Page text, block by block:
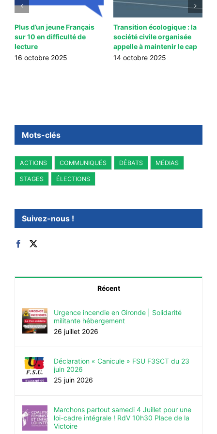
Plus d’un jeune Français
sur 10 en difficulté de
lecture
16 octobre 2025
Transition écologique : la
société civile organisée
appelle à maintenir le cap
14 octobre 2025
Mots-clés
ACTIONS COMMUNIQUÉS DÉBATS MÉDIAS
STAGES ÉLECTIONS
Suivez-nous !
Récent
Urgence incendie en Gironde | Solidarité
militante hébergement
26 juillet 2026
Déclaration « Canicule » FSU F3SCT du 23
juin 2026
25 juin 2026
Marchons partout samedi 4 Juillet pour une
loi-cadre intégrale ! RdV 10h30 Place de la
Victoire